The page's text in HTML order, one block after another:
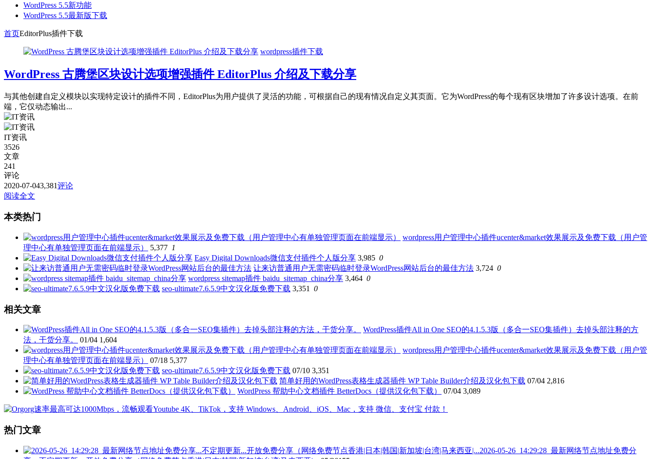
WordPress 5.5新功能
WordPress 5.5最新版下载
首页EditorPlus插件下载
wordpress插件下载
WordPress 古腾堡区块设计选项增强插件 EditorPlus 介绍及下载分享
与其他创建自定义模块以实现特定设计的插件不同，EditorPlus为用户提供了灵活的功能，可根据自己的现有情况自定义其页面。它为WordPress的每个现有区块增加了许多设计选项。在前
端，它仅动态输出...
IT资讯
3526
文章
241
评论
2020-07-043,381评论
阅读全文
本类热门
wordpress用户管理中心插件ucenter&market效果展示及免费下载（用户管
理中心有单独管理页面在前端显示）
5,377 1
Easy Digital Downloads微信支付插件个人版分享 3,985 0
让来访普通用户无需密码临时登录WordPress网站后台的最佳方法 3,724 0
wordpress sitemap插件 baidu_sitemap_china分享 3,464 0
seo-ultimate7.6.5.9中文汉化版免费下载 3,351 0
相关文章
WordPress插件All in One SEO的4.1.5.3版（多合一SEO集插件）去掉头部注释的方
法，干货分享。
01/04 1,604
wordpress用户管理中心插件ucenter&market效果展示及免费下载（用户管
理中心有单独管理页面在前端显示）
07/18 5,377
seo-ultimate7.6.5.9中文汉化版免费下载 07/10 3,351
简单好用的WordPress表格生成器插件 WP Table Builder介绍及汉化包下载 07/04 2,816
WordPress 帮助中心文档插件 BetterDocs（提供汉化包下载）
07/04 3,089
热门文章
2026-05-26_14:29:28_最新网络节点地址免费分